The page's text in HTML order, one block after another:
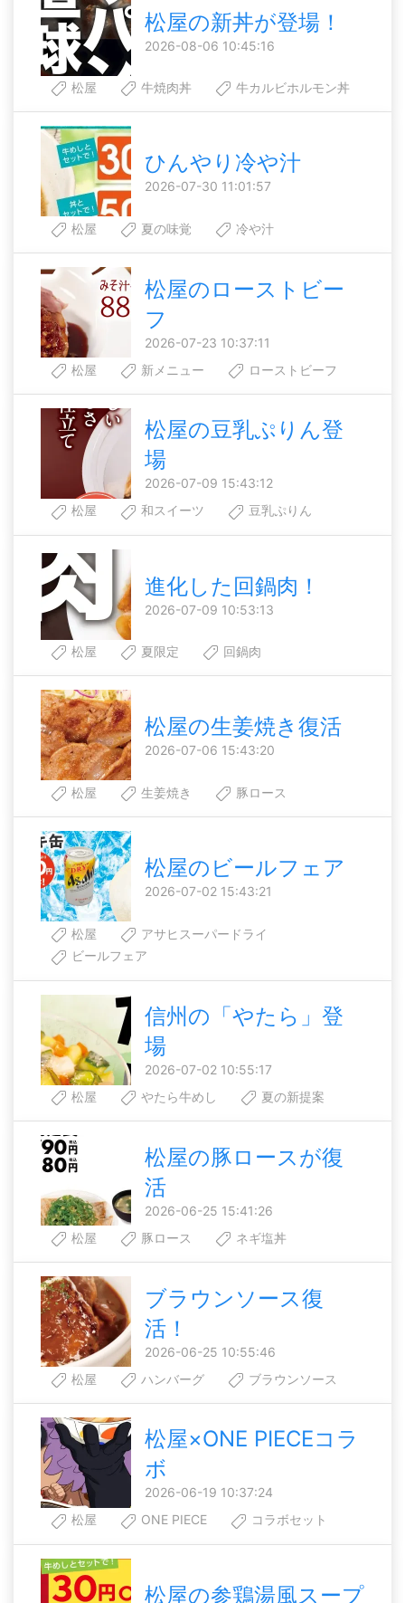
松屋の新丼が登場！
2026-08-06 10:45:16
松屋 牛焼肉丼 牛カルビホルモン丼
ひんやり冷や汁
2026-07-30 11:01:57
松屋 夏の味覚 冷や汁
松屋のローストビー
フ
2026-07-23 10:37:11
松屋
新メニュー ローストビーフ
松屋の豆乳ぷりん登
場
2026-07-09 15:43:12
松屋
和スイーツ 豆乳ぷりん
進化した回鍋肉！
2026-07-09 10:53:13
松屋 夏限定 回鍋肉
松屋の生姜焼き復活
2026-07-06 15:43:20
松屋 生姜焼き 豚ロース
松屋のビールフェア
2026-07-02 15:43:21
松屋
アサヒスーパードライ
ビールフェア
信州の「やたら」登
場
2026-07-02 10:55:17
松屋
やたら牛めし 夏の新提案
松屋の豚ロースが復
活
2026-06-25 15:41:26
松屋
豚ロース ネギ塩丼
ブラウンソース復
活！
2026-06-25 10:55:46
松屋
ハンバーグ ブラウンソース
松屋×ONE PIECEコラ
ボ
2026-06-19 10:37:24
松屋
ONE PIECE コラボセット
松屋の参鶏湯風スープ